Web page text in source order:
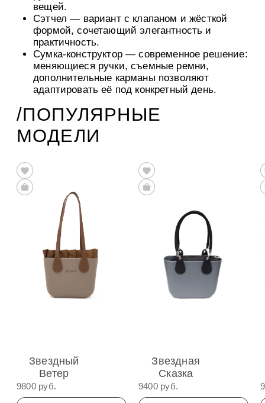
вещей.
Сэтчел — вариант с клапаном и жёсткой
формой, сочетающий элегантность и
практичность.
Сумка-конструктор— современное решение:
меняющиеся ручки, съемные ремни,
дополнительные карманы позволяют
адаптировать её под конкретный день.
/ПОПУЛЯРНЫЕ
МОДЕЛИ
Звездный
Ветер
9800 руб.
Звездная
Сказка
9400 руб.